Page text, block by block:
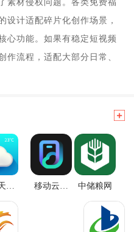
素材侵权问题。各类免费福
设计适配碎片化创作场景，
心功能。如果有稳定短视频
作流程，适配大部分日常、
气
移动云手
中储粮网